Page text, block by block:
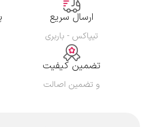
ارسال سریع
تیپاکس - باربری
تضمین کیفیت
و تضمین اصالت